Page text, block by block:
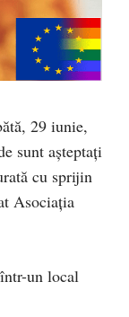
29 iunie,
sunt așteptați
cu sprijin
Asociația
un local